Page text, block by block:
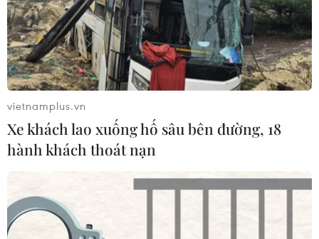
vietnamplus.vn
Xe khách lao xuống hố sâu bên đường, 18
hành khách thoát nạn